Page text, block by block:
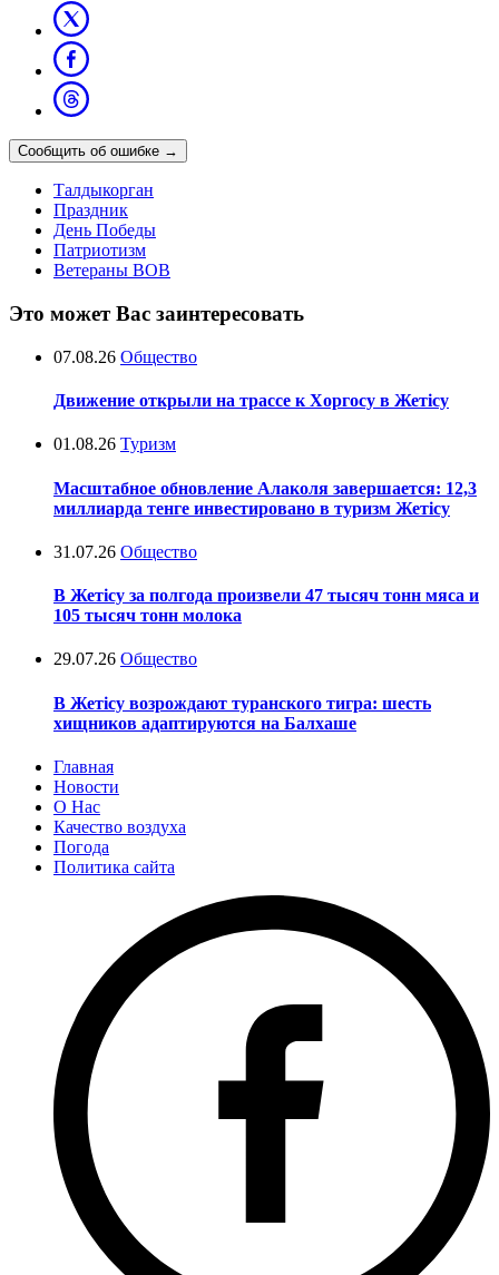
Сообщить об ошибке →
Талдыкорган
Праздник
День Победы
Патриотизм
Ветераны ВОВ
Это может Вас заинтересовать
07.08.26 Общество
Движение открыли на трассе к Хоргосу в Жетісу
01.08.26 Туризм
Масштабное обновление Алаколя завершается: 12,3
миллиарда тенге инвестировано в туризм Жетісу
31.07.26 Общество
В Жетісу за полгода произвели 47 тысяч тонн мяса и
105 тысяч тонн молока
29.07.26 Общество
В Жетісу возрождают туранского тигра: шесть
хищников адаптируются на Балхаше
Главная
Новости
О Нас
Качество воздуха
Погода
Политика сайта